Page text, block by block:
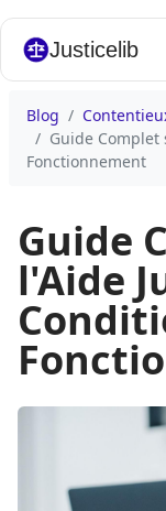
Justicelib
Blog
Guide
Fonctionnement
Guide
l'Aide